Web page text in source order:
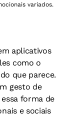
variados.
aplicativos
como o
que parece.
gesto de
forma de
e sociais